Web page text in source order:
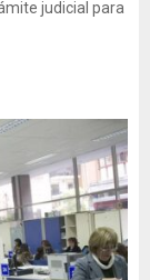
judicial para